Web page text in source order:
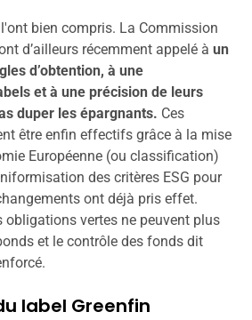
bien compris. La Commission
d’ailleurs récemment appelé à un
d’obtention, à une
et à une précision de leurs
duper les épargnants. Ces
être enfin effectifs grâce à la mise
Européenne (ou classification)
des critères ESG pour
ont déjà pris effet.
obligations vertes ne peuvent plus
et le contrôle des fonds dit
label Greenfin